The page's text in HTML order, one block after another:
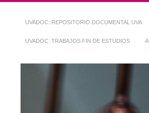
UVADOC: REPOSITORIO DOCUMENTAL UVA
UVADOC: TRABAJOS FIN DE ESTUDIOS
Repositorio
~ UVaDOC